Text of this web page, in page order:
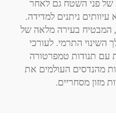
של פני השטח גם לאחר
עיוותים ניתנים למדידה.
המבטיח בעירה מלאה של
השינוי התרמי. לעורכי
עם תנודות טמפרטורה
מהנדסים העולמים את
מזון מסחריים.